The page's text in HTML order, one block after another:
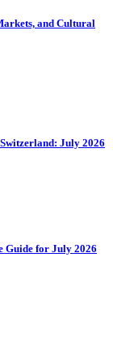
and Cultural
July 2026
Guide for July 2026